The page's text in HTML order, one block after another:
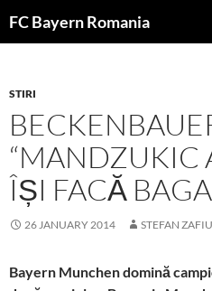
toFC Bayern Romania
STIRI
“MANDZUKIC
ÎȘI FACĂ
26 JANUARY 2014 STEFAN ZAFIU
Bayern Munchen domină